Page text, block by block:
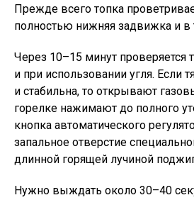
Прежде всего топка
полностью нижняя задвижка и в
Через 10–15 минут проверяется
и при использовании угля. Если
и стабильна, то открывают
горелке нажимают до полного
кнопка автоматического
запальное отверстие
длинной горящей лучиной
Нужно выждать около 30–40